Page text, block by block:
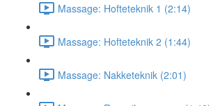
Massage: Hofteteknik 1 (2:14)
Massage: Hofteteknik 2 (1:44)
Massage: Nakketeknik (2:01)